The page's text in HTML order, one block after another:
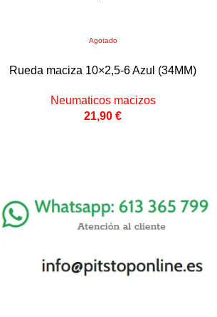
Agotado
Rueda maciza 10×2,5-6 Azul (34MM)
Neumaticos macizos
21,90€